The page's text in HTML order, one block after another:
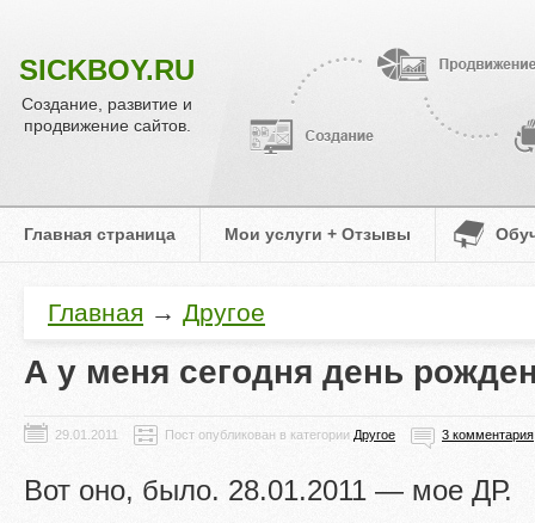
SICKBOY.RU
Создание, развитие и
продвижение сайтов.
Главная страница Мои услуги + Отзывы
Главная → Другое
А у меня сегодня день
Пост опубликован в категории Другое 3 комментария
Вот оно, было. 28.01.2011 — мое ДР.